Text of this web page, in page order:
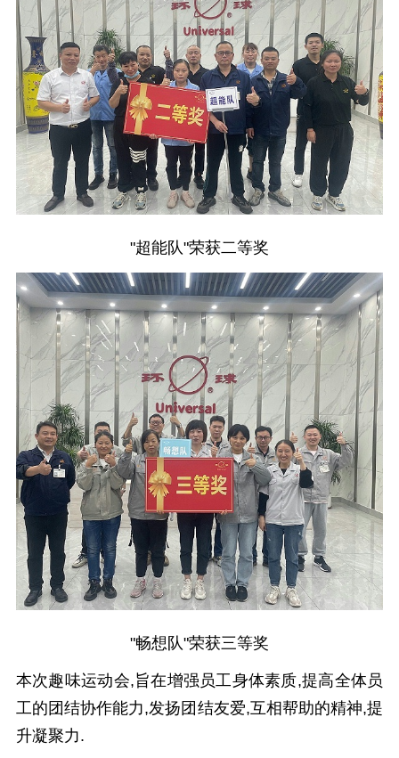
"超能队"荣获二等奖
"畅想队"荣获三等奖
本次趣味运动会,旨在增强员工身体素质,提高全体员
工的团结协作能力,发扬团结友爱,互相帮助的精神,提
升凝聚力.